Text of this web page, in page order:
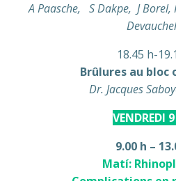
A Paasche, S Dakpe, J Borel,
18.45 h-
Brûlures au bloc
Dr. Jacques
VENDREDI
9.00 h –
Matí: